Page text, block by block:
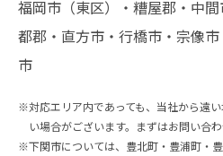
福岡市（東区）・糟屋郡・中
都郡・直方市・行橋市・宗像
市
※対応エリア内であっても、当社から遠
い場合がございます。まずはお問い合わ
※下関市については、豊北町・豊浦町・